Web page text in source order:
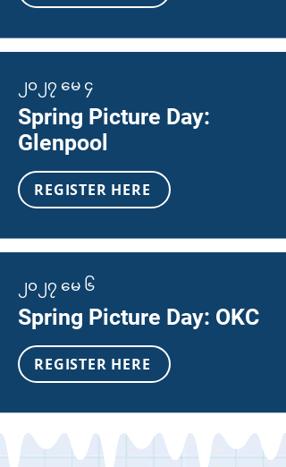
၂၀၂၇ မေ ၄
Spring Picture Day:
Glenpool
REGISTER HERE
၂၀၂၇ မေ ၆
Spring Picture Day: OKC
REGISTER HERE